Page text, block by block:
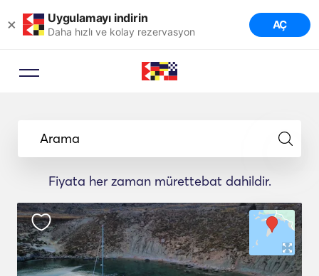
× Uygulamayı indirin
Daha hızlı ve kolay rezervasyon AÇ
Arama
Fiyata her zaman mürettebat dahildir.